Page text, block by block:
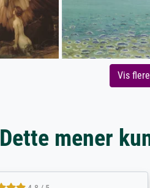
Vis
Dette mener